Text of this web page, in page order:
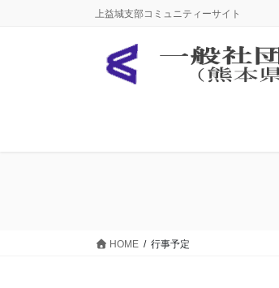
上益城支部コミュニティーサイト
HOME 行事予定